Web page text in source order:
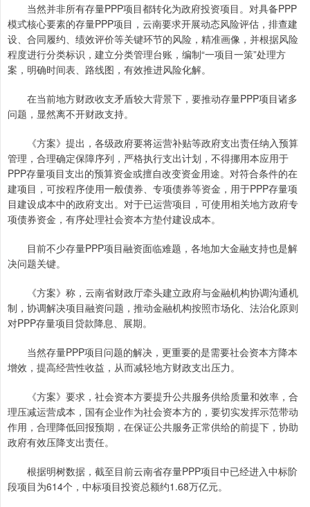
当然并非所有存量PPP项目都转化为政府投资项目。对具备PPP
模式核心要素的存量PPP项目，云南要求开展动态风险评估，排查建
设、合同履约、绩效评价等关键环节的风险，精准画像，并根据风险
程度进行分类标识，建立分类管理台账，编制“一项目一策”处理方
案，明确时间表、路线图，有效推进风险化解。
在当前地方财政收支矛盾较大背景下，要推动存量PPP项目诸多
问题，显然离不开财政支持。
《方案》提出，各级政府要将运营补贴等政府支出责任纳入预算
管理，合理确定保障序列，严格执行支出计划，不得挪用本应用于
PPP存量项目支出的预算资金或擅自改变资金用途。对符合条件的在
建项目，可按程序使用一般债券、专项债券等资金，用于PPP存量项
目建设成本中的政府支出。对于已运营项目，可使用相关地方政府专
项债券资金，有序处理社会资本方垫付建设成本。
目前不少存量PPP项目融资面临难题，各地加大金融支持也是解
决问题关键。
《方案》称，云南省财政厅牵头建立政府与金融机构协调沟通机
制，协调解决项目融资问题，推动金融机构按照市场化、法治化原则
对PPP存量项目贷款降息、展期。
当然存量PPP项目问题的解决，更重要的是需要社会资本方降本
增效，提高经营性收益，从而减轻地方财政支出压力。
《方案》要求，社会资本方要提升公共服务供给质量和效率，合
理压减运营成本，国有企业作为社会资本方的，要切实发挥示范带动
作用，合理降低回报预期，在保证公共服务正常供给的前提下，协助
政府有效压降支出责任。
根据明树数据，截至目前云南省存量PPP项目中已经进入中标阶
段项目为614个，中标项目投资总额约1.68万亿元。